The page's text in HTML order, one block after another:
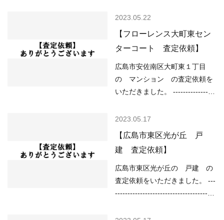
況については、 ○住宅ローンが
売り物件が少なく、物件を探し
ている人が多い などの状況です
ので、 「不動産売却のやり方に
よっては高く売却しやすい」状
況といってよいと思…
（用途地域）第一種低層住居専
砂災害）土砂災害警戒区域 （洪
水）該当なし （高潮）該当なし
（内水）該当なし （津波）該当
なし ----------------------------------
----------------------------------------
は、 ○住宅ローンが低金利で不
少なく、物件を探している人が
多い などの状況ですので、
「不動産売却のやり方によって
は高く売却しやすい」状況とい
2023.05.22
【フローレンス大町東セン
ターコート 査定依頼】
広島市安佐南区大町東１丁目
の マンション の査定依頼を
いただきました。 -----------------
-------------------- （用途地域）近
し （洪水）0.5～3.0m未満 （高
潮）該当なし （内水）0.01m以
上 （津波）該当なし -------------
----------------------------------------
ンが低金利で不動産を買いやす
2023.05.17
【広島市東区光が丘 戸
建 査定依頼】
広島市東区光が丘の 戸建 の
査定依頼をいただきました。 ---
----------------------------------------
途地域）第二種中高層住居専用